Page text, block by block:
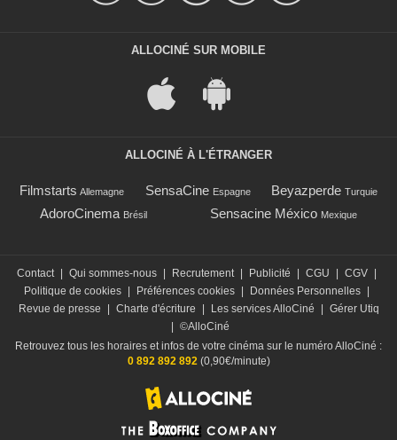
ALLOCINÉ SUR MOBILE
ALLOCINÉ À L'ÉTRANGER
Filmstarts Allemagne SensaCine Espagne Beyazperde Turquie
AdoroCinema Brésil Sensacine México Mexique
Contact Qui sommes-nous Recrutement Publicité CGU CGV
Politique de cookies
Préférences cookies Données Personnelles
Revue de presse
Charte d'écriture Les services AlloCiné
Gérer Utiq
©AlloCiné
Retrouvez tous les horaires et infos de votre cinéma sur le numéro AlloCiné :
0 892 892 892(0,90€/minute)